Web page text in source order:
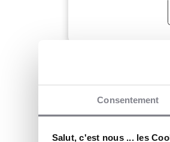
Consentement
Salut, c'est nous ... les
D'autres